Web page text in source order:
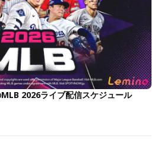
2026ライブ配信スケジュール